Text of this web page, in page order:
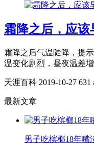
霜降之后，应该
霜降之后气温陡降，提
温变化剧烈，昼夜温差
天涯百科 2019-10-27 631
最新文章
男子吃槟榔18年嘴